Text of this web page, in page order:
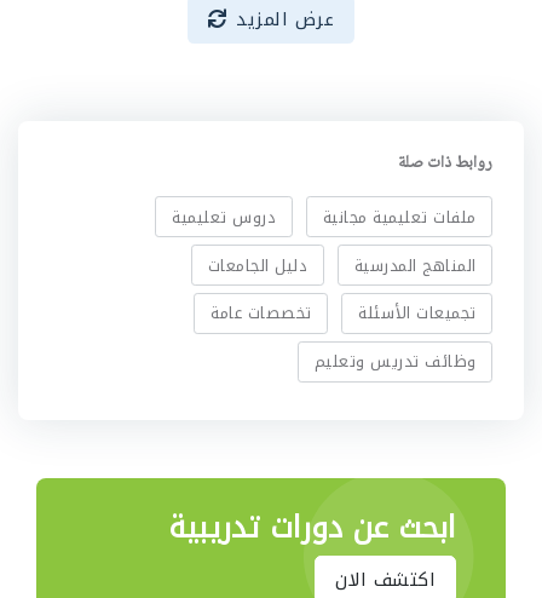
عرض المزيد
روابط ذات صلة
ملفات تعليمية مجانية
دروس تعليمية
المناهج المدرسية
دليل الجامعات
تجميعات الأسئلة
تخصصات عامة
وظائف تدريس وتعليم
ابحث عن دورات تدريبية
اكتشف الان